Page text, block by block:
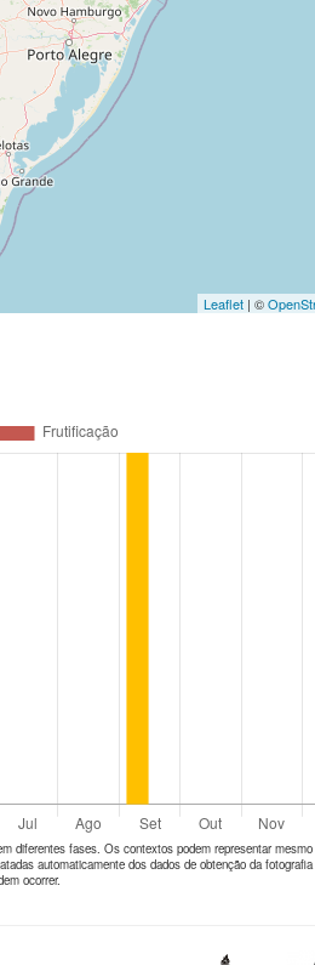
Leaflet| ©
diferentes fases. Os contextos podem representar
automaticamente dos dados de obtenção da
ocorrer.